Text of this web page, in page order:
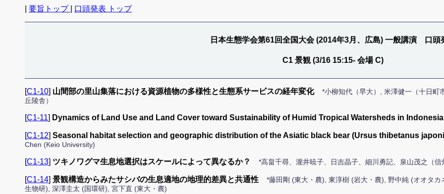
要旨トップ 口頭発表 トップ
日本生態学会第61回全国大会 (2014年3月、広島) 一般講演 口頭
C1 景観 (3/16 15:15- 会場 C)
[C1-10] 山間部の里山集落における資源植物の多様性と生態系サービスの経年変化
*小柳知代（早大）, 米澤健一（十日町
丘陵舎）
[C1-11] Dynamics of Land Use and Land Cover toward Sustainability of Humid Tropical Watersheds in Indonesia
[C1-12] Seasonal habitat selection and geographic distribution of the Asiatic black bear (Ursus thibetanus
Chen (Keio University)
[C1-13] ツキノワグマ生息地選択はスケールによって異なるか？ *高畠千尋、瀧井暁子、日吉晶子、細川勇記、泉山茂之（信
[C1-14] 景観構造からみたサシバの生息適地の地理的差異と共通性
*藤田剛 (東大・農), 東淳樹 (岩大・農), 野中純 (オオタ
生物研), 深澤圭太 (国環研), 宮下直 (東大・農)